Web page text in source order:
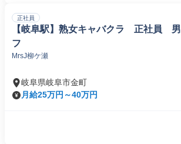
正社員
【岐阜駅】熟女キャバクラ 正社員 男
フ
MrsJ柳ケ瀬
岐阜県岐阜市金町
月給25万円～40万円